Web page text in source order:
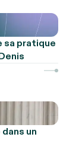
sa pratique
un